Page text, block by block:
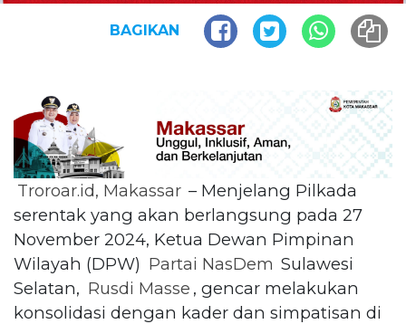
BAGIKAN
Troroar.id, Makassar – Menjelang Pilkada
serentak yang akan berlangsung pada 27
November 2024, Ketua Dewan Pimpinan
Wilayah (DPW) Partai NasDem Sulawesi
Selatan, Rusdi Masse , gencar melakukan
konsolidasi dengan kader dan simpatisan di